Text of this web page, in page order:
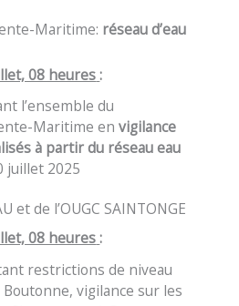
Maritime: réseau d’eau
08 heures:
l’ensemble du
Maritime envigilance
à partir du réseau eau
juillet 2025
et de l’OUGC SAINTONGE
08 heures:
restrictions de niveau
vigilance sur les